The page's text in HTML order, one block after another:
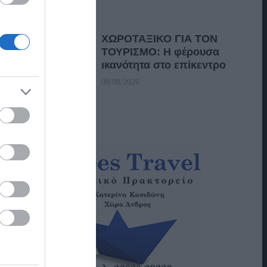
ΧΩΡΟΤΑΞΙΚΟ ΓΙΑ ΤΟΝ
ΤΟΥΡΙΣΜΟ: Η φέρουσα
ικανότητα στο επίκεντρο
08/08/2026